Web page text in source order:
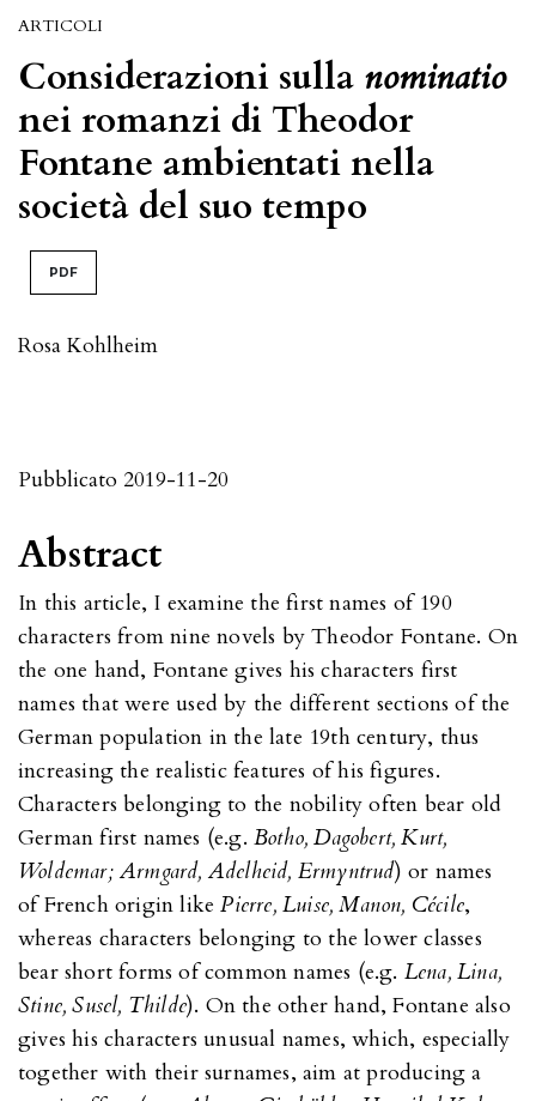
ARTICOLI
Considerazioni sulla nominatio
nei romanzi di Theodor
Fontane ambientati nella
società del suo tempo
PDF
Rosa Kohlheim
Pubblicato 2019-11-20
Abstract
In this article, I examine the first names of 190
characters from nine novels by Theodor Fontane. On
the one hand, Fontane gives his characters first
names that were used by the different sections of the
German population in the late 19th century, thus
increasing the realistic features of his figures.
Characters belonging to the nobility often bear old
German first names (e.g. Botho, Dagobert, Kurt,
Woldemar; Armgard, Adelheid, Ermyntrud) or names
of French origin likePierre, Luise, Manon, Cécile,
whereas characters belonging to the lower classes
bear short forms of common names (e.g. Lena, Lina,
Stine, Susel, Thilde). On the other hand, Fontane also
gives his characters unusual names, which, especially
together with their surnames, aim at producing a